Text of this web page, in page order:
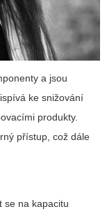
a jsou
ke snižování
produkty.
přístup, což dále
se na kapacitu